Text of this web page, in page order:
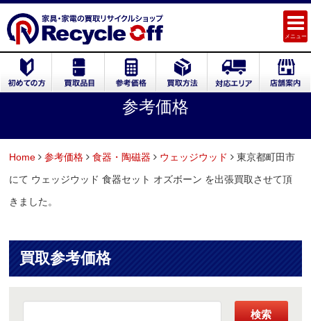
メニュー
参考価格
Home 参考価格 食器・陶磁器 ウェッジウッド
東京都町田市
にて ウェッジウッド 食器セット オズボーン を出張買取させて頂
きました。
買取参考価格
検索